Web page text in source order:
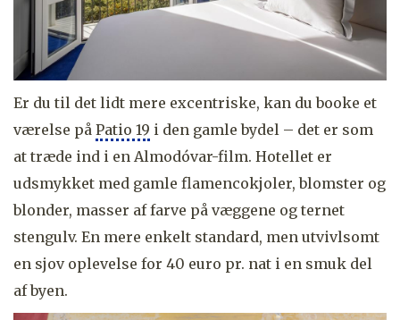
Er du til det lidt mere excentriske, kan du booke et
værelse på Patio 19 i den gamle bydel – det er som
at træde ind i en Almodóvar-film. Hotellet er
udsmykket med gamle flamencokjoler, blomster og
blonder, masser af farve på væggene og ternet
stengulv. En mere enkelt standard, men utvivlsomt
en sjov oplevelse for 40 euro pr. nat i en smuk del
af byen.